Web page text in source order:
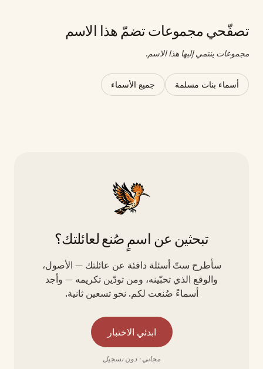
تصفّحي مجموعات تضمّ هذا الاسم
مجموعات ينتمي إليها هذا الاسم.
أسماء بنات مسلمة جميع الأسماء
تبحثين عن اسمٍ صُنع لعائلتك؟
سأطرح ستّ أسئلة دافئة عن عائلتك — الأصول،
والوقع الذي تحبّينه، ومن تودّين تكريمه — وأجد
أسماءً صُنعت لكم. نحو تسعين ثانية.
ابدئي الاختبار
مجاني · دون تسجيل